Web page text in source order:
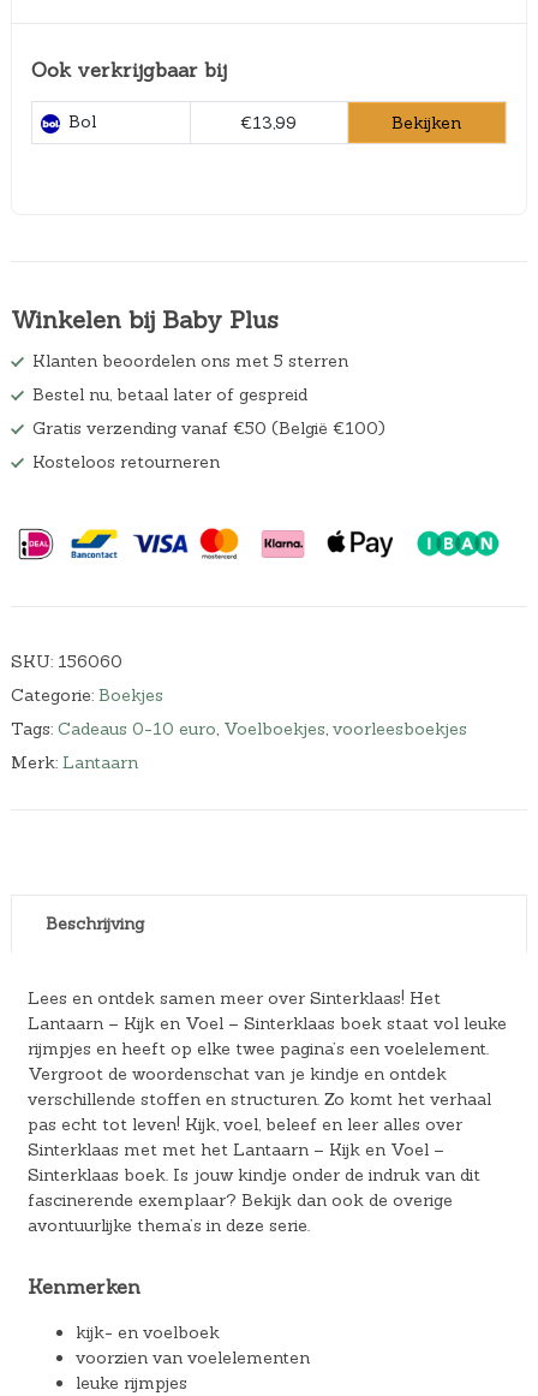
Ook verkrijgbaar bij
Bol €13,99 Bekijken
Winkelen bij Baby Plus
Klanten beoordelen ons met 5 sterren
Bestel nu, betaal later of gespreid
Gratis verzending vanaf €50 (België €100)
Kosteloos retourneren
SKU: 156060
Categorie: Boekjes
Tags: Cadeaus 0-10 euro, Voelboekjes, voorleesboekjes
Merk: Lantaarn
Beschrijving
Lees en ontdek samen meer over Sinterklaas! Het
Lantaarn – Kijk en Voel – Sinterklaas boek staat vol leuke
rijmpjes en heeft op elke twee pagina’s een voelelement.
Vergroot de woordenschat van je kindje en ontdek
verschillende stoffen en structuren. Zo komt het verhaal
pas echt tot leven! Kijk, voel, beleef en leer alles over
Sinterklaas met met het Lantaarn – Kijk en Voel –
Sinterklaas boek. Is jouw kindje onder de indruk van dit
fascinerende exemplaar? Bekijk dan ook de overige
avontuurlijke thema’s in deze serie.
Kenmerken
kijk- en voelboek
voorzien van voelelementen
leuke rijmpjes